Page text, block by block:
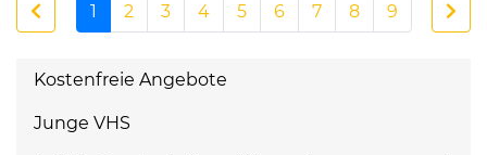
1 2 3 4 5 6 7 8 9
Kostenfreie Angebote
Junge VHS